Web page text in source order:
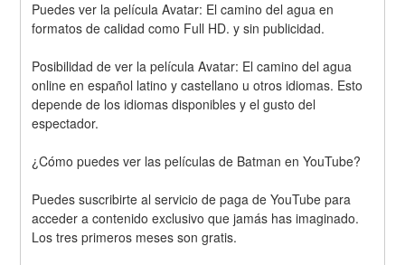
Puedes ver la película Avatar: El camino del agua en
formatos de calidad como Full HD. y sin publicidad.
Posibilidad de ver la película Avatar: El camino del agua
online en español latino y castellano u otros idiomas. Esto
depende de los idiomas disponibles y el gusto del
espectador.
¿Cómo puedes ver las películas de Batman en YouTube?
Puedes suscribirte al servicio de paga de YouTube para
acceder a contenido exclusivo que jamás has imaginado.
Los tres primeros meses son gratis.